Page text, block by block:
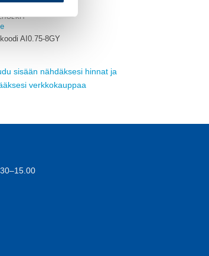
AI0.75-8GY
sisään nähdäksesi hinnat ja
verkkokauppaa